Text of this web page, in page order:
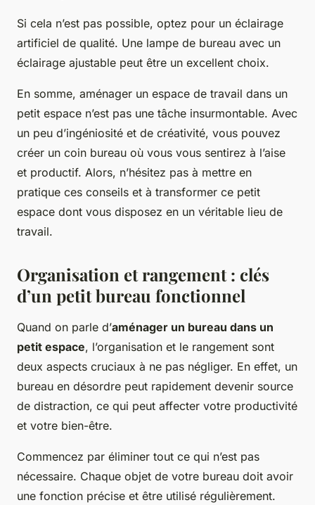
Si cela n’est pas possible, optez pour un éclairage
artificiel de qualité. Une lampe de bureau avec un
éclairage ajustable peut être un excellent choix.
En somme, aménager un espace de travail dans un
petit espace n’est pas une tâche insurmontable. Avec
un peu d’ingéniosité et de créativité, vous pouvez
créer un coin bureau où vous vous sentirez à l’aise
et productif. Alors, n’hésitez pas à mettre en
pratique ces conseils et à transformer ce petit
espace dont vous disposez en un véritable lieu de
travail.
Organisation et rangement : clés
d’un petit bureau fonctionnel
Quand on parle d’aménager un bureau dans un
petit espace, l’organisation et le rangement sont
deux aspects cruciaux à ne pas négliger. En effet, un
bureau en désordre peut rapidement devenir source
de distraction, ce qui peut affecter votre productivité
et votre bien-être.
Commencez par éliminer tout ce qui n’est pas
nécessaire. Chaque objet de votre bureau doit avoir
une fonction précise et être utilisé régulièrement.